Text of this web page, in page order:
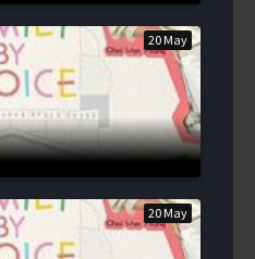
20 May
20 May